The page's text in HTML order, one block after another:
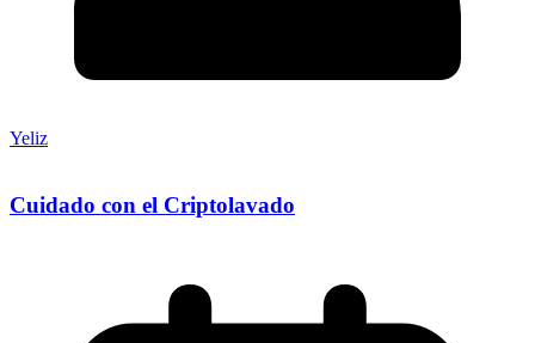
Yeliz
Cuidado con el Criptolavado